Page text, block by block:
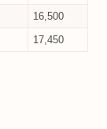
16,500
17,450